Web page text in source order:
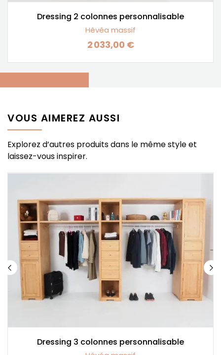
Dressing 2 colonnes personnalisable
Hévéa massif
Prix
2 033,00 €
VOUS AIMEREZ AUSSI
Explorez d’autres produits dans le même style et
laissez-vous inspirer.
Dressing 3 colonnes personnalisable